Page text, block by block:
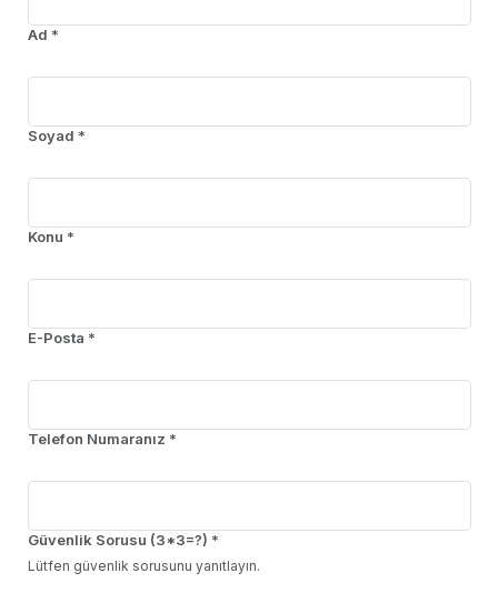
Ad *
Soyad *
Konu *
E-Posta *
Telefon Numaranız *
Güvenlik Sorusu (3*3=?) *
Lütfen güvenlik sorusunu yanıtlayın.